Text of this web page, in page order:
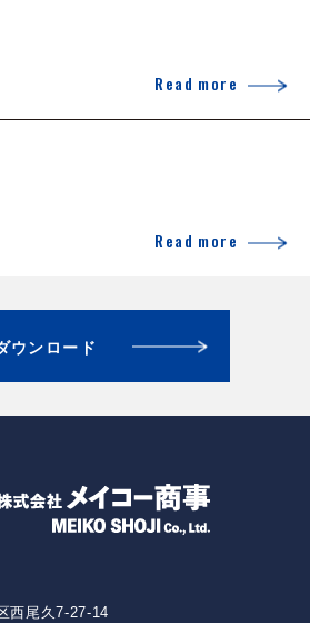
Read more
Read more
ウンロード
西尾久7-27-14